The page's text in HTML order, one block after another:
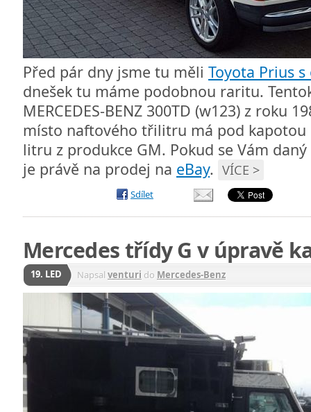
Před pár dny jsme tu měli Toyota Prius
dnešek tu máme podobnou raritu.
MERCEDES-BENZ 300TD (w123) z roku
místo naftového třilitru má pod kapotou
litru z produkce GM. Pokud se Vám
je právě na prodej na eBay. VÍCE >
Sdílet
Mercedes třídy G v úpravě
19. LED Napsal venturi do Mercedes-Benz